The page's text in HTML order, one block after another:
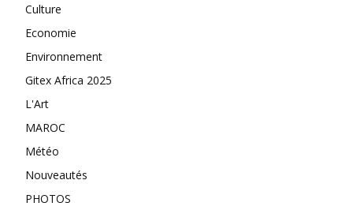
Culture
Economie
Environnement
Gitex Africa 2025
L'Art
MAROC
Météo
Nouveautés
PHOTOS